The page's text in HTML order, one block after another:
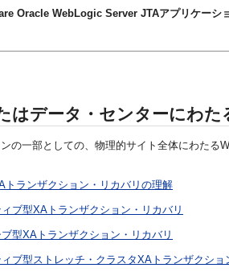
Oracle WebLogic Server JTAアプリケーシ
はデータ・センターにわ
の一部としての、物理的サイト全体にわた
トランザクション・リカバリの理解
ブ型XAトランザクション・リカバリ
型XAトランザクション・リカバリ
ブ型ストレッチ・クラスタXAトランザクショ